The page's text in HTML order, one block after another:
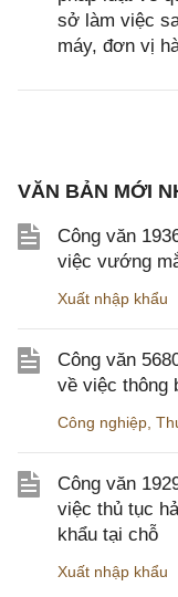
sở làm việc
máy, đơn vị
VĂN BẢN MỚI
Công văn
việc vướng
Xuất nhập khẩu
Công văn
về việc thông
Công nghiệp
Công văn
việc thủ tục
khẩu tại chỗ
Xuất nhập khẩu